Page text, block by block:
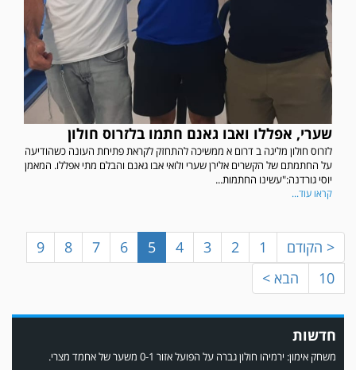
שערי, אפללו ואבו גאנם חתמו בלזרוס חולון
לזרוס חולון מליגה ב דרום א ממשיכה להתחזק לקראת פתיחת העונה כשהודיעה
על החתמתם של הקשרים אלירן שערי ולואי אבו גאנם והבלם מתי אפללו. המאמן
יוסי גורדנה:"עשינו החתמות...
קראו עוד...
< הקודם 1
2
3
4
5
6
7
8
9
10
הבא >
חדשות
במשחק אימון שהתקיים הבוקר יום ה' ניצחה קרית מלאכי את עירוני אשדוד 5-0.
משחק אימון: ירמיהו חולון גברה על הפועל אזור 0-1 משער של אחמד מצרי.